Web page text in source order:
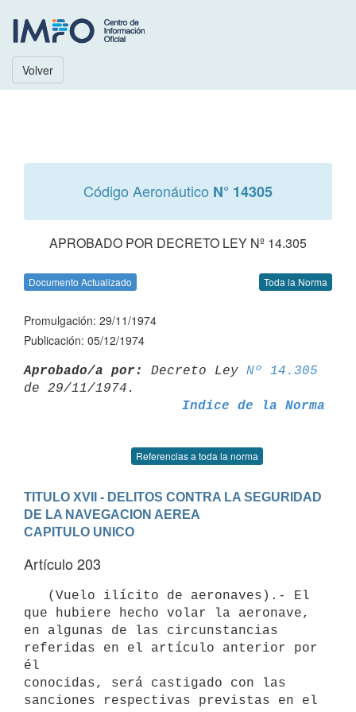
Volver
Código Aeronáutico N° 14305
APROBADO POR DECRETO LEY Nº 14.305
Documento Actualizado Toda la Norma
Promulgación: 29/11/1974
Publicación: 05/12/1974
Aprobado/a por: Decreto Ley Nº 14.305
Indice de la Norma
Referencias a toda la norma
TITULO XVII - DELITOS CONTRA LA SEGURIDAD
DE LA NAVEGACION AEREA
CAPITULO UNICO
Artículo 203
que hubiere hecho volar la aeronave,
en algunas de las circunstancias
referidas en el artículo anterior por
él
conocidas, será castigado con las
sanciones respectivas previstas en el